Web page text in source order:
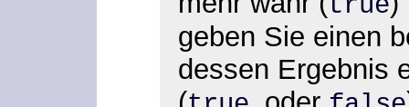
geben Sie einen
dessen Ergebnis